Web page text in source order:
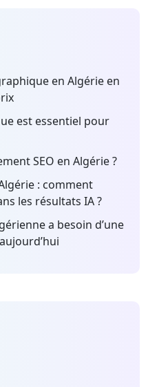
en Algérie en
est essentiel pour
SEO en Algérie ?
: comment
les résultats IA ?
a besoin d’une